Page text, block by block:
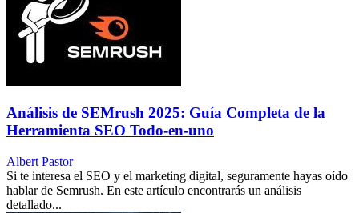
Análisis de SEMrush 2025: Guía Completa de la
Herramienta SEO Todo-en-uno
Albert Pastor
Si te interesa el SEO y el marketing digital, seguramente hayas oído
hablar de Semrush. En este artículo encontrarás un análisis
detallado...